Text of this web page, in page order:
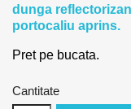
dunga
portocaliu aprins.
Pret pe bucata.
Cantitate